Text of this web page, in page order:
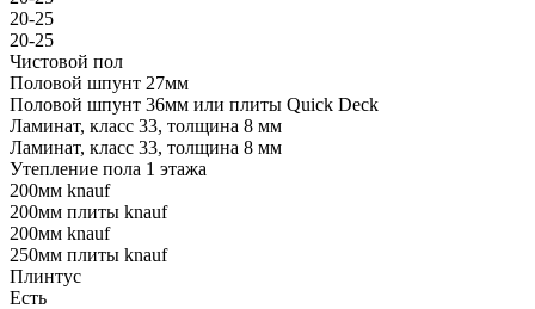
20-25
20-25
Чистовой пол
Половой шпунт 27мм
Половой шпунт 36мм или плиты Quick Deck
Ламинат, класс 33, толщина 8 мм
Ламинат, класс 33, толщина 8 мм
Утепление пола 1 этажа
200мм knauf
200мм плиты knauf
200мм knauf
250мм плиты knauf
Плинтус
Есть